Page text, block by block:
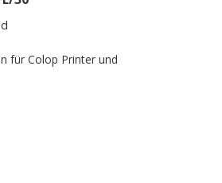
für Colop Printer und